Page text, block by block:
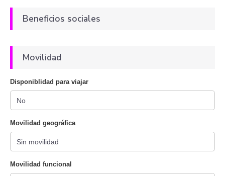
Beneficios sociales
Movilidad
Disponiblidad para viajar
Movilidad geográfica
Movilidad funcional